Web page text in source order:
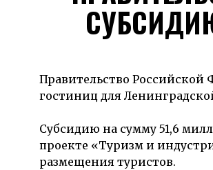
Правительство
гостиниц для
Субсидию на сумму 51,6
проекте «Туризм и
размещения туристов.